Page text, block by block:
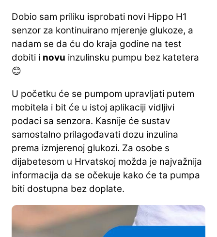
Dobio sam priliku isprobati novi Hippo H1
senzor za kontinuirano mjerenje glukoze, a
nadam se da ću do kraja godine na test
dobiti i novu inzulinsku pumpu bez katetera
😊
U početku će se pumpom upravljati putem
mobitela i bit će u istoj aplikaciji vidljivi
podaci sa senzora. Kasnije će sustav
samostalno prilagođavati dozu inzulina
prema izmjerenoj glukozi. Za osobe s
dijabetesom u Hrvatskoj možda je najvažnija
informacija da se očekuje kako će ta pumpa
biti dostupna bez doplate.